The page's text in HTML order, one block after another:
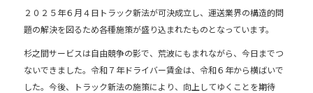
２０２５年６月４日トラック新法が可決成立し、運送業界の構造的問
題の解決を図るため各種施策が盛り込まれたものとなっています。
杉之間サービスは自由競争の影で、荒波にもまれながら、今日までつ
ないできました。令和７年ドライバー賃金は、令和６年から横ばいで
した。今後、トラック新法の施策により、向上してゆくことを期待